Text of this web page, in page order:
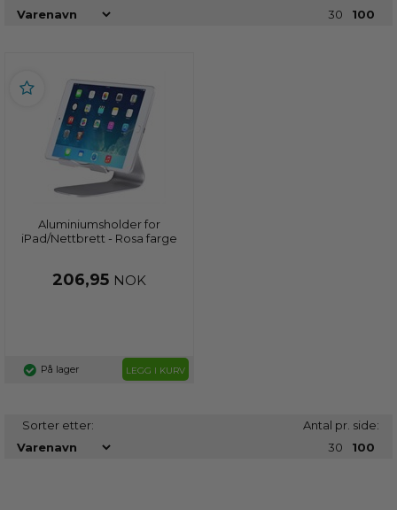
30
100
Aluminiumsholder for
iPad/Nettbrett - Rosa farge
206,95 NOK
På lager LEGG I KURV
Sorter etter:
Antal pr. side:
30
100